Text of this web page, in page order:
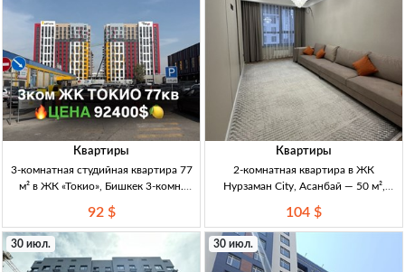
Квартиры
3-комнатная студийная квартира 77
м² в ЖК «Токио», Бишкек 3-комн.
й блок, ПСО, дом сдан, центр.
отопл., р-н Техно Парк
92 $
Квартиры
2-комнатная квартира в ЖК
Нурзаман City, Асанбай — 50 м²,
Асанбай. ЖК «Нурзаман City»
(бизнес-класс). ДДУ. Полностью
мебл., 2 лифта, больш
104 $
30 июл. 30 июл.